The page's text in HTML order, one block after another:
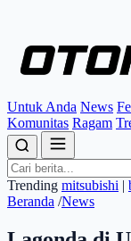
Untuk Anda News
Komunitas Ragam
Trending mitsubishi |
Beranda /News